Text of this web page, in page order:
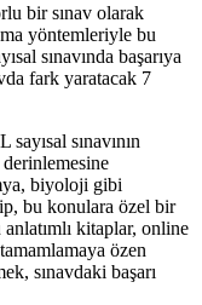
bir sınav olarak
yöntemleriyle bu
sınavında başarıya
fark yaratacak 7
sınavının
biyoloji gibi
bu konulara özel bir
kitaplar, online
özen
sınavdaki başarı